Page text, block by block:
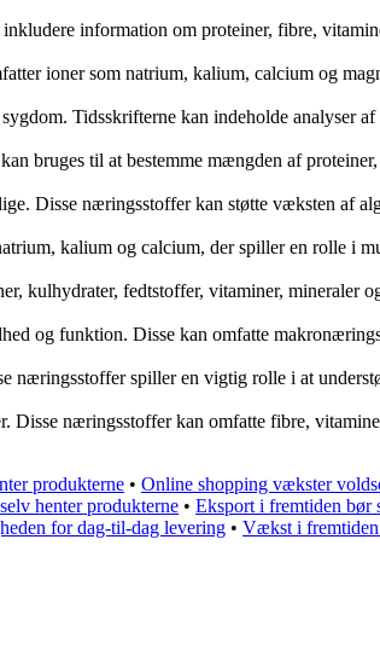
information om proteiner, fibre,
ioner som natrium, kalium, calcium og
Tidsskrifterne kan indeholde analyser
bruges til at bestemme mængden af
Disse næringsstoffer kan støtte væksten af
kalium og calcium, der spiller en rolle i
kulhydrater, fedtstoffer, vitaminer, mineraler
og funktion. Disse kan omfatte
spiller en vigtig rolle i at
Disse næringsstoffer kan omfatte fibre,
produkterne • Online shopping vækster
henter produkterne • Eksport i fremtiden bør
for dag-til-dag levering • Vækst i fremtiden